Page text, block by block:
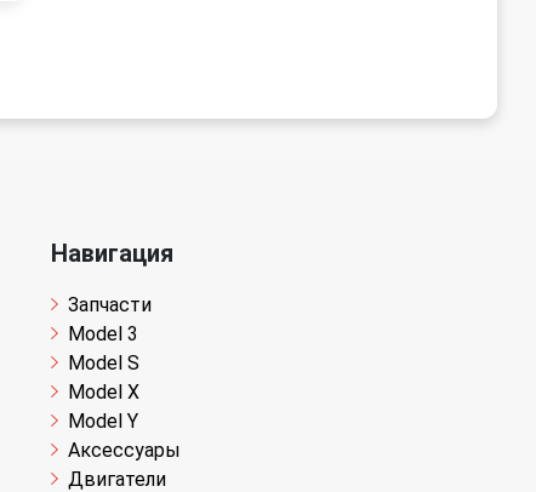
Навигация
Запчасти
Model 3
Model S
Model X
Model Y
Аксессуары
Двигатели